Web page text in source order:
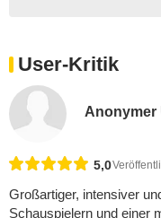
User-Kritik
Anonymer
5,0
Großartiger, intensiver
Schauspielern und einer